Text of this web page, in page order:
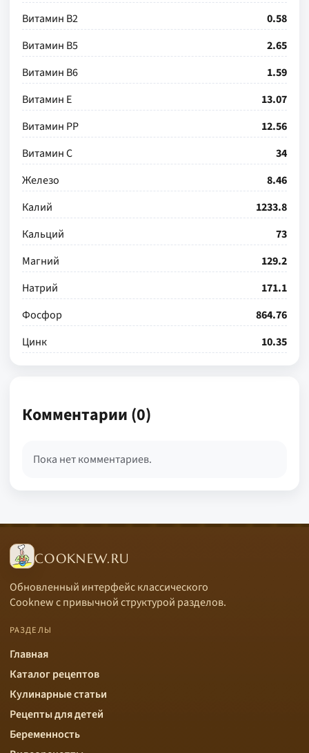
Витамин В2
0.58
Витамин В5
2.65
Витамин В6
1.59
Витамин Е
13.07
Витамин РР
12.56
Витамин С
34
Железо
8.46
Калий
1233.8
Кальций
73
Магний
129.2
Натрий
171.1
Фосфор
864.76
Цинк
10.35
Комментарии (0)
Пока нет комментариев.
COOKNEW.RU
Обновленный интерфейс классического
Cooknew с привычной структурой разделов.
РАЗДЕЛЫ
Главная
Каталог рецептов
Кулинарные статьи
Рецепты для детей
Беременность